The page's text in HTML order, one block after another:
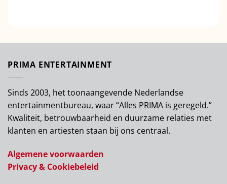
PRIMA ENTERTAINMENT
Sinds 2003, het toonaangevende Nederlandse
entertainmentbureau, waar “Alles PRIMA is geregeld.”
Kwaliteit, betrouwbaarheid en duurzame relaties met
klanten en artiesten staan bij ons centraal.
Algemene voorwaarden
Privacy & Cookiebeleid